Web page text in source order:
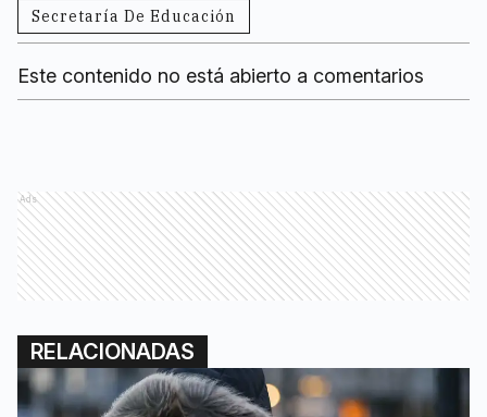
Secretaría De Educación
Este contenido no está abierto a comentarios
Ads
RELACIONADAS